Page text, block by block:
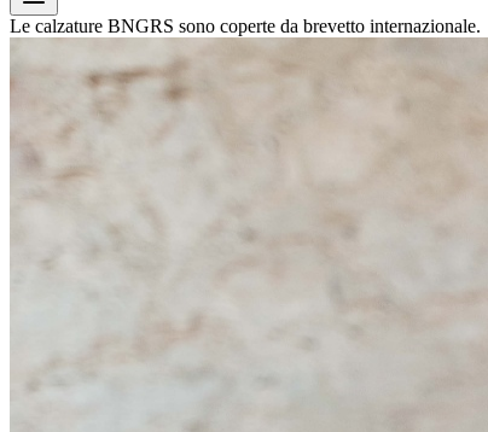
Le calzature BNGRS sono coperte da brevetto internazionale.